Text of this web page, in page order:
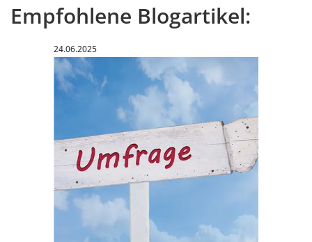
Einleitung
Empfohlene Blogartikel:
Veröffentlicht am:
24.06.2025